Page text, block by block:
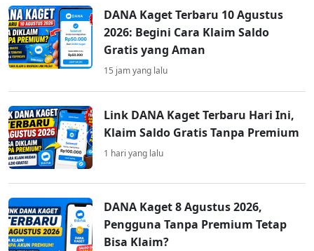
DANA Kaget Terbaru 10 Agustus
2026: Begini Cara Klaim Saldo
Gratis yang Aman
15 jam yang lalu
Link DANA Kaget Terbaru Hari Ini,
Klaim Saldo Gratis Tanpa Premium
1 hari yang lalu
DANA Kaget 8 Agustus 2026,
Pengguna Tanpa Premium Tetap
Bisa Klaim?